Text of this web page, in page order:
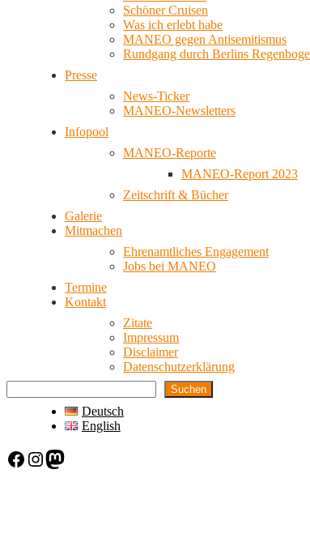
Schöner Cruisen
Was ich erlebt habe
MANEO gegen Antisemitismus
Rundgang durch Berlins
Presse
News-Ticker
MANEO-Newsletters
Infopool
MANEO-Reporte
MANEO-Report 2023
Zeitschrift & Bücher
Galerie
Mitmachen
Ehrenamtliches Engagement
Jobs bei MANEO
Termine
Kontakt
Zitate
Impressum
Disclaimer
Datenschutzerklärung
Suchen
Deutsch
English
Facebook Instagram Mastodon